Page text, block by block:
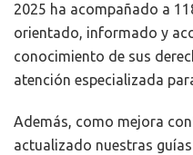
2025 ha acompañado a
orientado, informado y
conocimiento de sus
atención especializada
Además, como mejora
actualizado nuestras